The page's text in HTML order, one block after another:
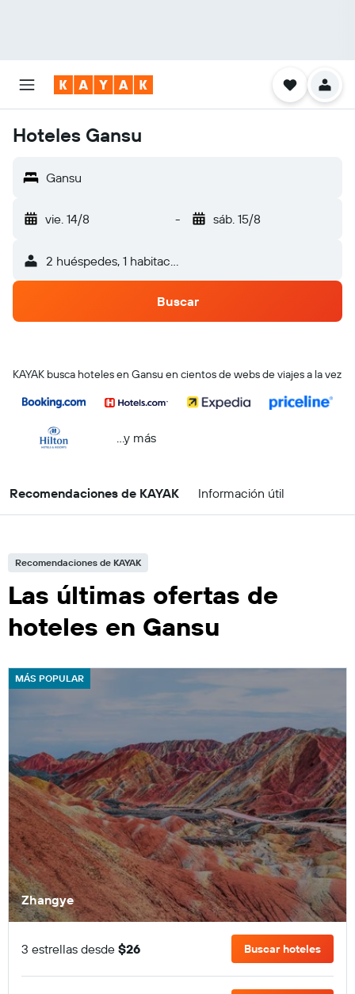
Hoteles Gansu
Gansu
vie. 14/8 - sáb. 15/8
2 huéspedes, 1 habitación
Buscar
KAYAK busca hoteles en Gansu en cientos de webs de viajes a la vez
...y más
Recomendaciones de KAYAK Información útil
Recomendaciones de KAYAK
Las últimas ofertas de
hoteles en Gansu
MÁS POPULAR
Zhangye
3 estrellas desde $26 Buscar hoteles